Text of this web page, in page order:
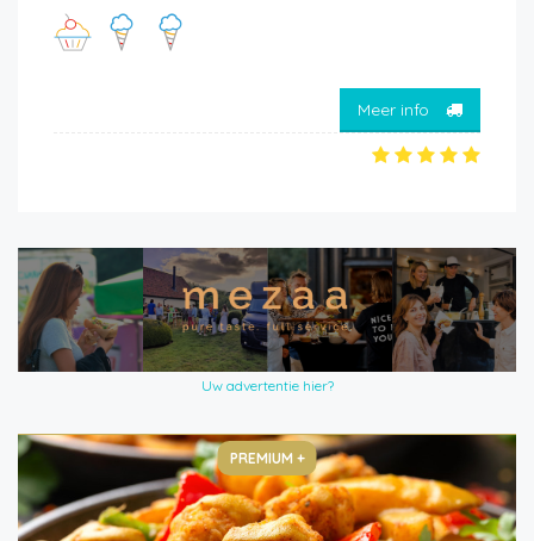
Meer info
Uw advertentie hier?
PREMIUM +